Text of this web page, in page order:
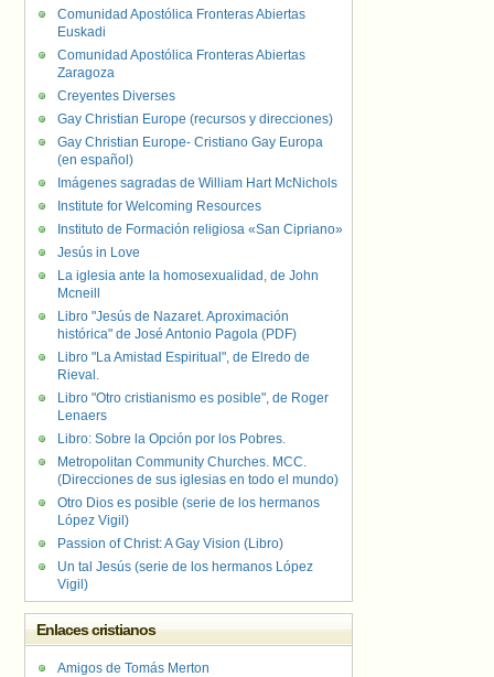
Comunidad Apostólica Fronteras Abiertas
Euskadi
Comunidad Apostólica Fronteras Abiertas
Zaragoza
Creyentes Diverses
Gay Christian Europe (recursos y direcciones)
Gay Christian Europe- Cristiano Gay Europa
(en español)
Imágenes sagradas de William Hart McNichols
Institute for Welcoming Resources
Instituto de Formación religiosa «San Cipriano»
Jesús in Love
La iglesia ante la homosexualidad, de John
Mcneill
Libro "Jesús de Nazaret. Aproximación
histórica" de José Antonio Pagola (PDF)
Libro "La Amistad Espiritual", de Elredo de
Rieval.
Libro "Otro cristianismo es posible", de Roger
Lenaers
Libro: Sobre la Opción por los Pobres.
Metropolitan Community Churches. MCC.
(Direcciones de sus iglesias en todo el mundo)
Otro Dios es posible (serie de los hermanos
López Vigil)
Passion of Christ: A Gay Vision (Libro)
Un tal Jesús (serie de los hermanos López
Vigil)
Enlaces cristianos
Amigos de Tomás Merton